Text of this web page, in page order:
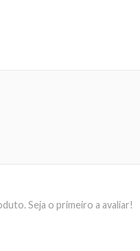
Seja o primeiro a avaliar!